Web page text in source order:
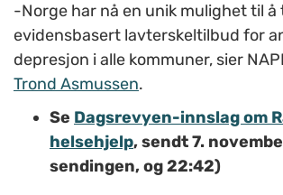
-Norge har nå en unik mulighet til å
evidensbasert lavterskeltilbud for
depresjon i alle kommuner, sier
Trond Asmussen.
Se Dagsrevyen-innslag om
helsehjelp, sendt 7.
sendingen, og 22:42)